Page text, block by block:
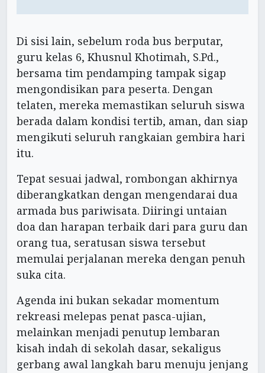
Di sisi lain, sebelum roda bus berputar,
guru kelas 6, Khusnul Khotimah, S.Pd.,
bersama tim pendamping tampak sigap
mengondisikan para peserta. Dengan
telaten, mereka memastikan seluruh siswa
berada dalam kondisi tertib, aman, dan siap
mengikuti seluruh rangkaian gembira hari
itu.
Tepat sesuai jadwal, rombongan akhirnya
diberangkatkan dengan mengendarai dua
armada bus pariwisata. Diiringi untaian
doa dan harapan terbaik dari para guru dan
orang tua, seratusan siswa tersebut
memulai perjalanan mereka dengan penuh
suka cita.
Agenda ini bukan sekadar momentum
rekreasi melepas penat pasca-ujian,
melainkan menjadi penutup lembaran
kisah indah di sekolah dasar, sekaligus
gerbang awal langkah baru menuju jenjang